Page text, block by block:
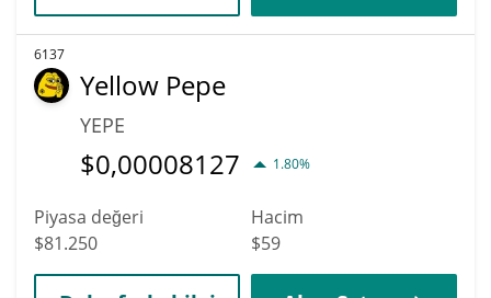
6137
Yellow Pepe
YEPE
$0,00008127 1.80%
Piyasa değeri
$81.250
Hacim
$59